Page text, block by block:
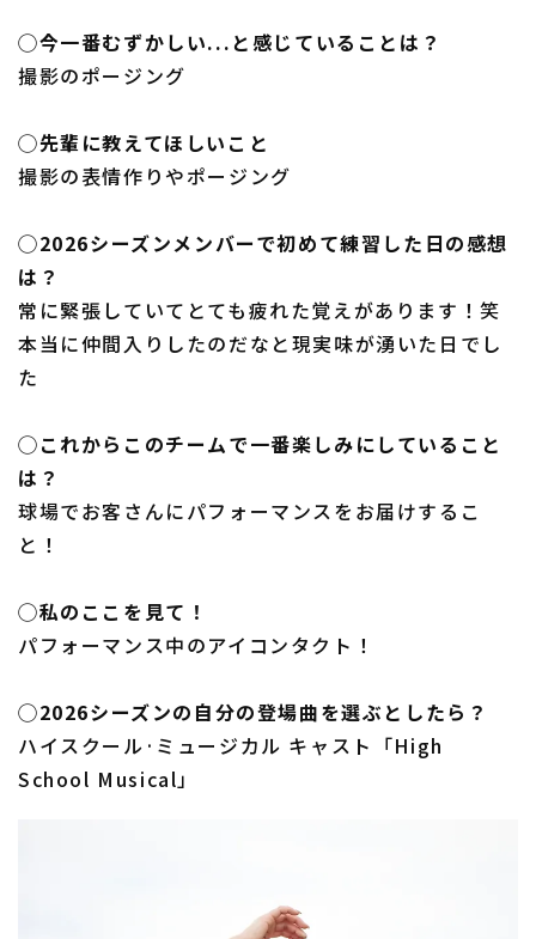
◯今一番むずかしい...と感じていることは？
撮影のポージング
◯先輩に教えてほしいこと
撮影の表情作りやポージング
◯2026シーズンメンバーで初めて練習した日の感想
は？
常に緊張していてとても疲れた覚えがあります！笑
本当に仲間入りしたのだなと現実味が湧いた日でし
た
◯これからこのチームで一番楽しみにしていること
は？
球場でお客さんにパフォーマンスをお届けするこ
と！
◯私のここを見て！
パフォーマンス中のアイコンタクト！
◯2026シーズンの自分の登場曲を選ぶとしたら？
ハイスクール·ミュージカル キャスト「High
School Musical」